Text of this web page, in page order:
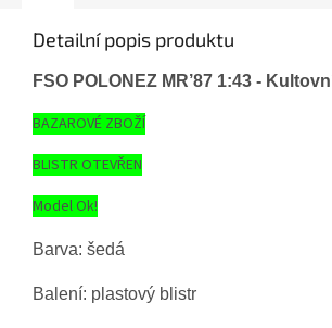
Detailní popis produktu
FSO POLONEZ MR’87 1:43 -
BAZAROVÉ ZBOŽÍ
BLISTR OTEVŘEN
Model Ok!
Barva: šedá
Balení: plastový blistr